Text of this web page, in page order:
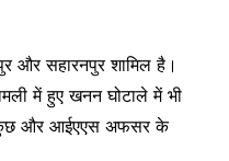
और सहारनपुर शामिल है।
में हुए खनन घोटाले में भी
और आईएएस अफसर के